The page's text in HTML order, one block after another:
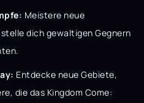
Meistere neue
dich gewaltigen Gegnern
Entdecke neue Gebiete,
die das Kingdom Come: